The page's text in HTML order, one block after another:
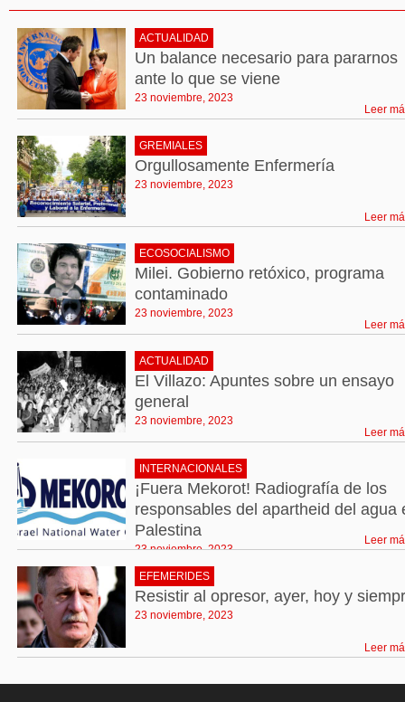
un ajuste más
ACTUALIDAD
Un balance necesario para pararnos
ante lo que se viene
23 noviembre, 2023
Leer
GREMIALES
Orgullosamente Enfermería
23 noviembre, 2023
Leer
ECOSOCIALISMO
Milei. Gobierno retóxico, programa
contaminado
23 noviembre, 2023
Leer
ACTUALIDAD
El Villazo: Apuntes sobre un ensayo
general
23 noviembre, 2023
Leer
INTERNACIONALES
¡Fuera Mekorot! Radiografía de los
responsables del apartheid del agua
Palestina
23 noviembre, 2023
Leer
EFEMERIDES
Resistir al opresor, ayer, hoy y
23 noviembre, 2023
Leer